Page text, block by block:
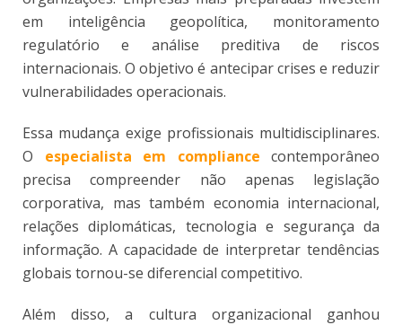
em inteligência geopolítica, monitoramento
regulatório e análise preditiva de riscos
internacionais. O objetivo é antecipar crises e reduzir
vulnerabilidades operacionais.
Essa mudança exige profissionais multidisciplinares.
O especialista em compliance contemporâneo
precisa compreender não apenas legislação
corporativa, mas também economia internacional,
relações diplomáticas, tecnologia e segurança da
informação. A capacidade de interpretar tendências
globais tornou-se diferencial competitivo.
Além disso, a cultura organizacional ganhou